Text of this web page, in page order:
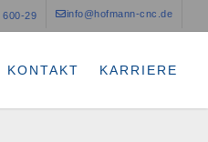
600-29 info@hofmann-cnc.de
KONTAKT KARRIERE